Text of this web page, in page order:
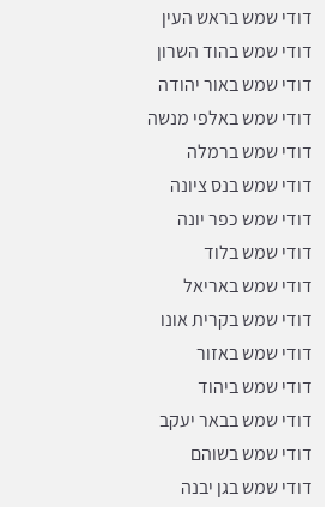
דודי שמש בראש העין
דודי שמש בהוד השרון
דודי שמש באור יהודה
דודי שמש באלפי מנשה
​דודי שמש ברמלה
דודי שמש בנס ציונה
​דודי שמש כפר יונה
דודי שמש בלוד
דודי שמש באריאל
דודי שמש בקרית אונו
דודי שמש באזור
דודי שמש ביהוד
דודי שמש בבאר יעקב
דודי שמש בשוהם
דודי שמש בגן יבנה